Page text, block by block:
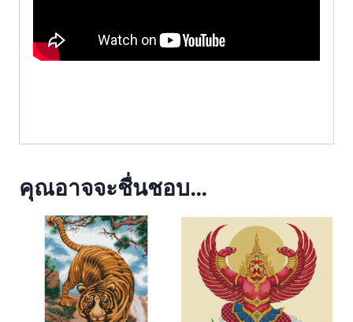
คุณอาจจะชื่นชอบ…